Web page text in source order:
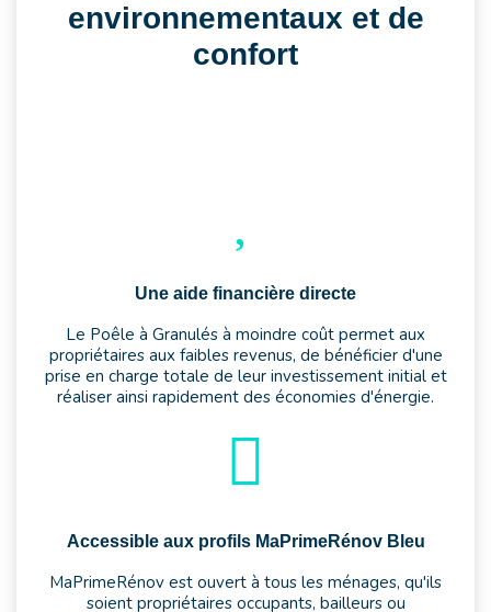
environnementaux et de
confort
Une aide financière directe
Le Poêle à Granulés à moindre coût permet aux
propriétaires aux faibles revenus, de bénéficier d'une
prise en charge totale de leur investissement initial et
réaliser ainsi rapidement des économies d'énergie.
Accessible aux profils MaPrimeRénov Bleu
MaPrimeRénov est ouvert à tous les ménages, qu'ils
soient propriétaires occupants, bailleurs ou